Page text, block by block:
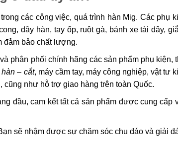
các công việc, quá trình hàn Mig. Các phụ
dây hàn, tay ốp, ruột gà, bánh xe tải dây,
đảm bảo chất lượng.
phân phối chính hãng các sản phẩm phụ kiện,
– cắt, máy cầm tay, máy công nghiệp, vật
cũng như hỗ trợ giao hàng trên toàn Quốc.
đầu, cam kết tất cả sản phẩm được cung cấp
sẽ nhậm được sự chăm sóc chu đáo và giải